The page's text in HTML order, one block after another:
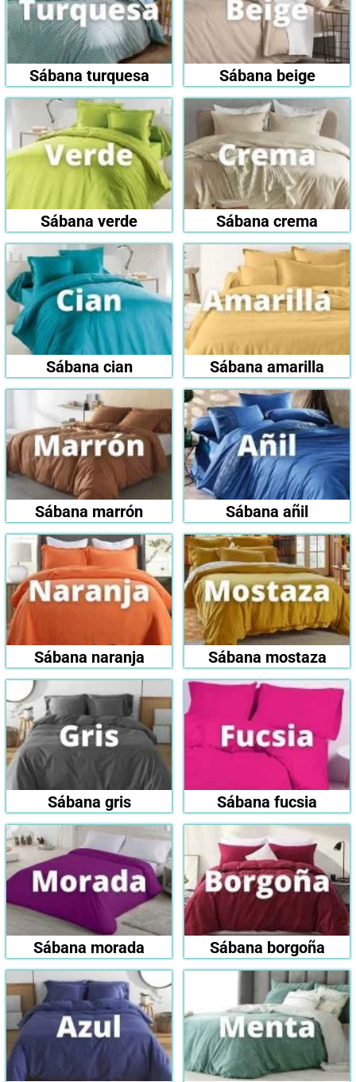
Sábana turquesa Sábana beige
Sábana verde Sábana crema
Sábana cian Sábana amarilla
Sábana marrón Sábana añil
Sábana naranja Sábana mostaza
Sábana gris Sábana fucsia
Sábana morada Sábana borgoña